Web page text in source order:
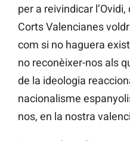
per a reivindicar
Corts Valencianes
com si no haguera
no reconèixer-nos als
de la ideologia
nacionalisme
nos, en la nostra